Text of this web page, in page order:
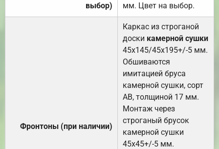
выбор)
мм. Цвет на выбор.
Фронтоны (при наличии)
Каркас из строганой
доски камерной сушки
45х145/45х195+/-5 мм.
Обшиваются
имитацией бруса
камерной сушки, сорт
АВ, толщиной 17 мм.
Монтаж через
строганый брусок
камерной сушки
45х45+/-5 мм.